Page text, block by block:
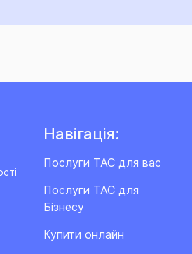
Навігація:
Послуги ТАС для вас
Послуги ТАС для
Бізнесу
Купити онлайн